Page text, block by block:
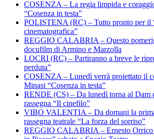
COSENZA – La regia limpida e
“Cosenza in testa”
POLISTENA (RC) – Tutto pronto per il
cinematografica”
REGGIO CALABRIA – Questo
docufilm di Armino e Marzolla
LOCRI (RC) – Partiranno a breve le
perduta”
COSENZA – Lunedì verrà proiettato il
Minasi “Cosenza in testa”
RENDE (CS) – Da lunedì torna al Dam
rassegna “Il cinefilo”
VIBO VALENTIA – Da domani la
rassegna teatrale “La forza del sorriso”
REGGIO CALABRIA – Ernesto Orrico